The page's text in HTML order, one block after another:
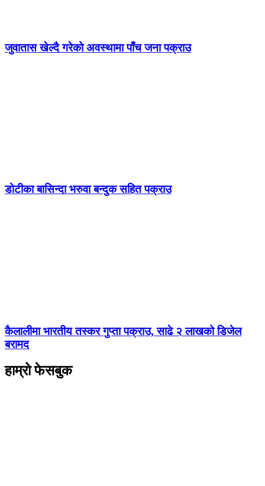
जुवातास खेल्दै गरेको अवस्थामा पाँच जना पक्राउ
डोटीका बासिन्दा भरुवा बन्दुक सहित पक्राउ
कैलालीमा भारतीय तस्कर गुप्ता पक्राउ, साढे २ लाखको डिजेल
बरामद
हाम्रो फेसबुक